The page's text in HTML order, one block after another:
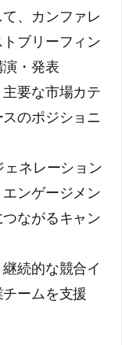
、カンファレ
ブリーフィン
・発表
要な市場カテ
のポジショニ
ェネレーション
ンゲージメン
ながるキャン
続的な競合イ
ームを支援